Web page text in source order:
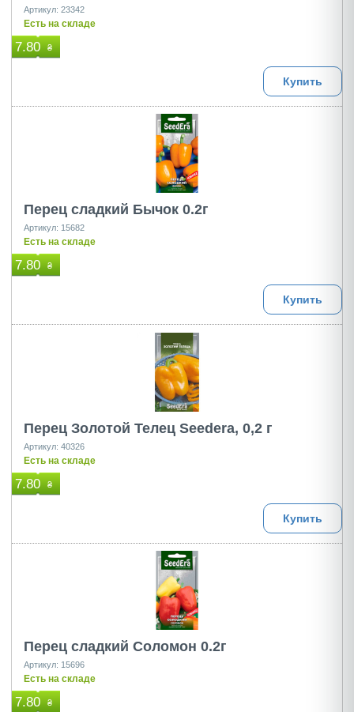
Артикул: 23342
Есть на складе
7.80 ₴
Купить
Перец сладкий Бычок 0.2г
Артикул: 15682
Есть на складе
7.80 ₴
Купить
Перец Золотой Телец Seedera, 0,2 г
Артикул: 40326
Есть на складе
7.80 ₴
Купить
Перец сладкий Соломон 0.2г
Артикул: 15696
Есть на складе
7.80 ₴